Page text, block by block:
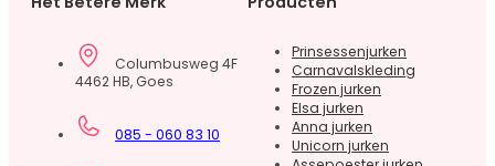
Columbusweg 4F
4462 HB, Goes
085 - 060 83 10
Prinsessenjurken
Carnavalskleding
Frozen jurken
Elsa jurken
Anna jurken
Unicorn jurken